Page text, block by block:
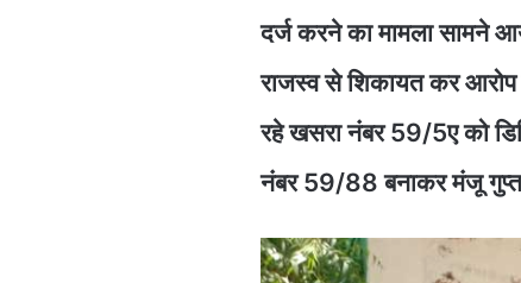
दर्ज करने का मामला सामने
राजस्व से शिकायत कर आरोप
रहे खसरा नंबर 59/5ए को
नंबर 59/88 बनाकर मंजू